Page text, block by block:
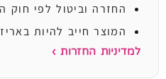
החזרה וביטול לפי חוק
המוצר חייב להיות
למדיניות החזרות ›